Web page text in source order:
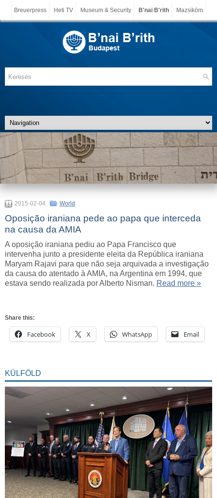
Breuerpress Heti TV Museum & Security B'nai B'rith Mazsiköm
2015-02-04 World
Oposição iraniana pede ao papa que interceda
na causa da AMIA
A oposição iraniana pediu ao Papa Francisco que
intervenha junto a presidente eleita da República iraniana
Maryam Rajavi para que não seja arquivada a investigação
da causa do atentado à AMIA, na Argentina em 1994, que
estava sendo realizada por Alberto Nisman. Read more »
Share this:
Facebook X WhatsApp Email
KÜLFÖLD